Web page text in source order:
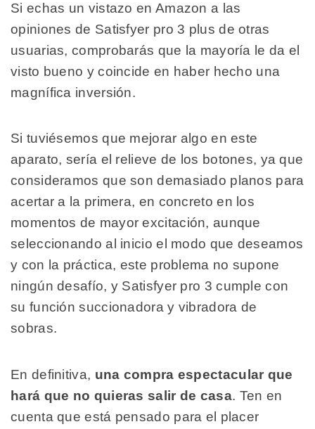
Si echas un vistazo en Amazon a las
opiniones de Satisfyer pro 3 plus de otras
usuarias, comprobarás que la mayoría le da el
visto bueno y coincide en haber hecho una
magnífica inversión.
Si tuviésemos que mejorar algo en este
aparato, sería el relieve de los botones, ya que
consideramos que son demasiado planos para
acertar a la primera, en concreto en los
momentos de mayor excitación, aunque
seleccionando al inicio el modo que deseamos
y con la práctica, este problema no supone
ningún desafío, y Satisfyer pro 3 cumple con
su función succionadora y vibradora de
sobras.
En definitiva, una compra espectacular que
hará que no quieras salir de casa. Ten en
cuenta que está pensado para el placer